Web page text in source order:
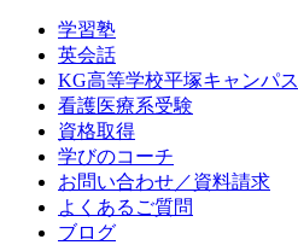
学習塾
英会話
KG高等学校平塚キャンパス
看護医療系受験
資格取得
学びのコーチ
お問い合わせ／資料請求
よくあるご質問
ブログ